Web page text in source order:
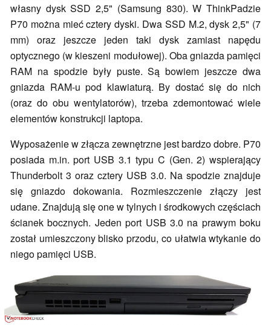
własny dysk SSD 2,5" (Samsung 830). W ThinkPadzie
P70 można mieć cztery dyski. Dwa SSD M.2, dysk 2,5" (7
mm) oraz jeszcze jeden taki dysk zamiast napędu
optycznego (w kieszeni modułowej). Oba gniazda pamięci
RAM na spodzie były puste. Są bowiem jeszcze dwa
gniazda RAM-u pod klawiaturą. By dostać się do nich
(oraz do obu wentylatorów), trzeba zdemontować wiele
elementów konstrukcji laptopa.
Wyposażenie w złącza zewnętrzne jest bardzo dobre. P70
posiada m.in. port USB 3.1 typu C (Gen. 2) wspierający
Thunderbolt 3 oraz cztery USB 3.0. Na spodzie znajduje
się gniazdo dokowania. Rozmieszczenie złączy jest
udane. Znajdują się one w tylnych i środkowych częściach
ścianek bocznych. Jeden port USB 3.0 na prawym boku
został umieszczony blisko przodu, co ułatwia wtykanie do
niego pamięci USB.